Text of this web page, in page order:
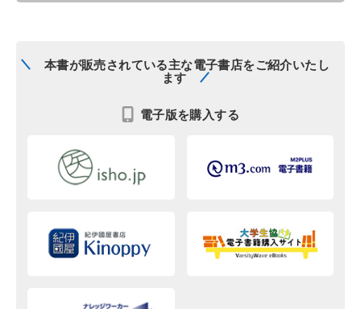
本書が販売されている主な電子書店をご紹介いたし
ます
電子版を購入する